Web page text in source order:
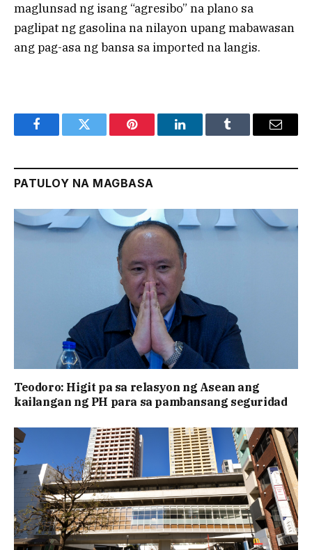
maglunsad ng isang “agresibo” na plano sa
paglipat ng gasolina na nilayon upang mabawasan
ang pag-asa ng bansa sa imported na langis.
FacebookTwitter Pinterest LinkedInTumblr Email
PATULOY NA MAGBASA
Teodoro: Higit pa sa relasyon ng Asean ang
kailangan ng PH para sa pambansang seguridad